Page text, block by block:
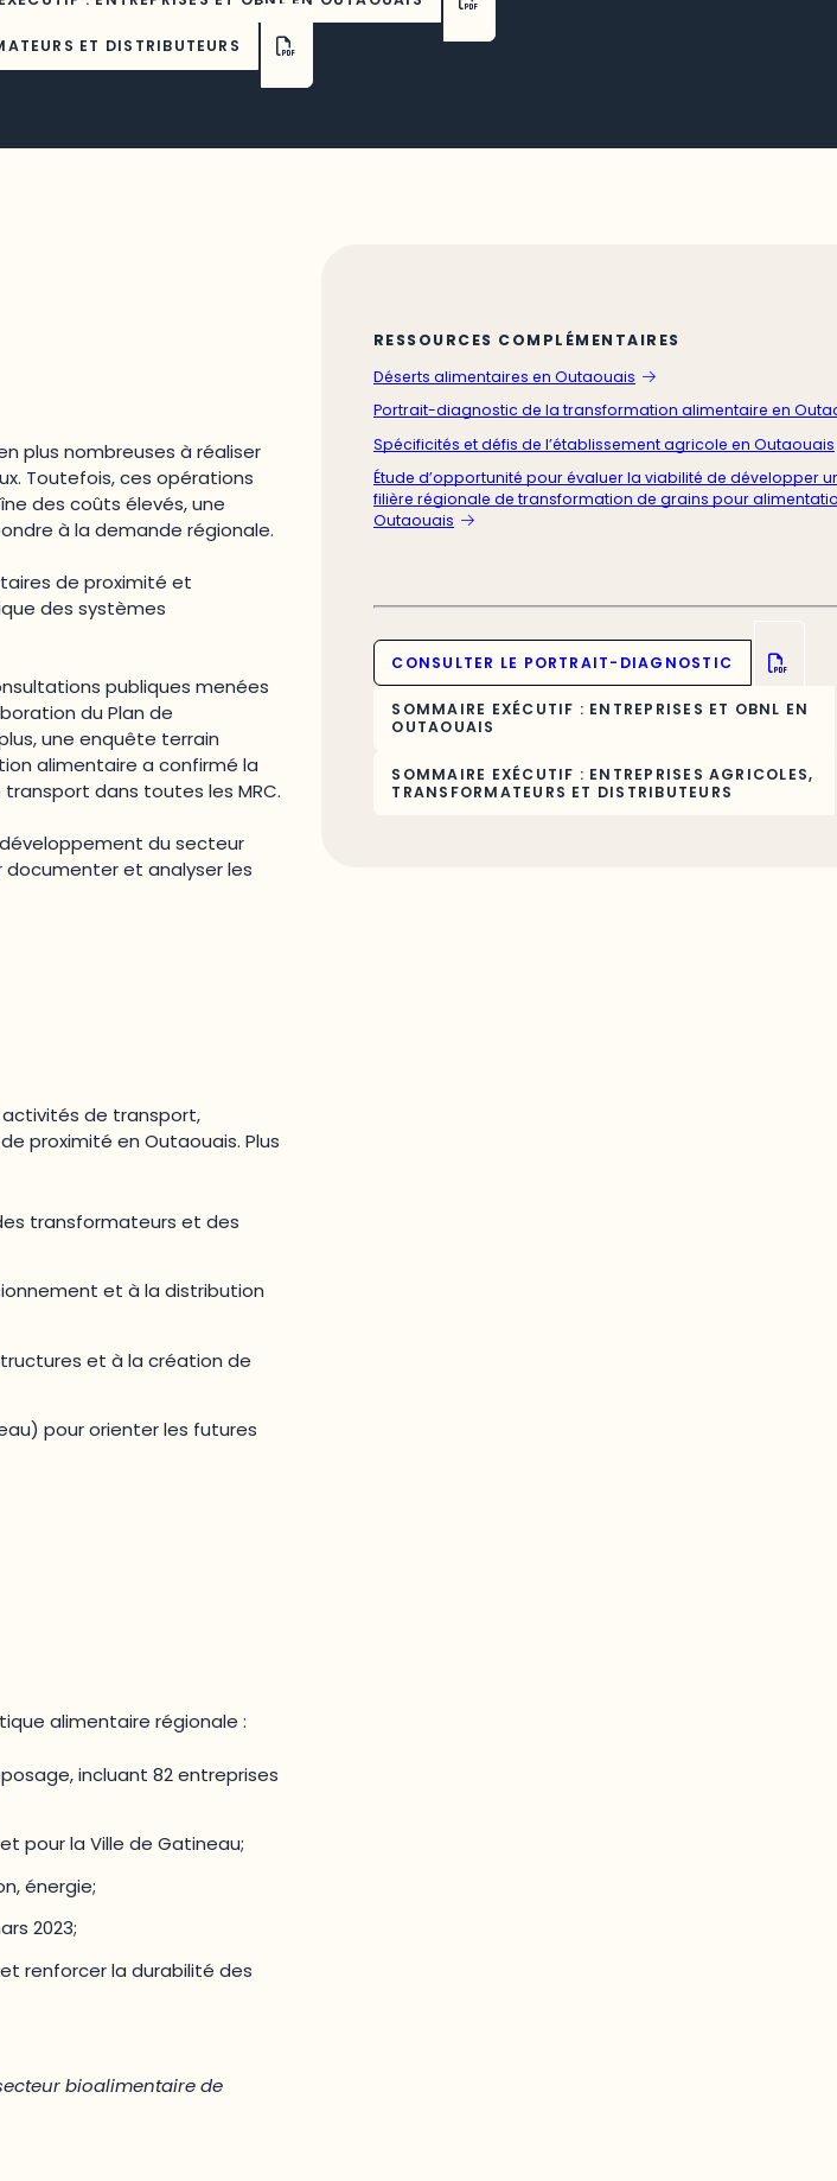
ET DISTRIBUTEURS
plus nombreuses à réaliser
Toutefois, ces opérations
des coûts élevés, une
à la demande régionale.
de proximité et
des systèmes
publiques menées
du Plan de
une enquête terrain
alimentaire a confirmé la
dans toutes les MRC.
du secteur
documenter et analyser les
de transport,
proximité en Outaouais. Plus
transformateurs et des
et à la distribution
et à la création de
pour orienter les futures
alimentaire régionale :
incluant 82 entreprises
pour la Ville de Gatineau;
énergie;
2023;
renforcer la durabilité des
bioalimentaire de
RESSOURCES COMPLÉMENTAIRES
Déserts alimentaires en Outaouais
Portrait-diagnostic de la transformation alimentaire en
Spécificités et défis de l’établissement agricole en Outaouais
Étude d’opportunité pour évaluer la viabilité de développer
filière régionale de transformation de grains pour
Outaouais
CONSULTER LE PORTRAIT-DIAGNOSTIC
SOMMAIRE EXÉCUTIF : ENTREPRISES ET OBNL EN
OUTAOUAIS
SOMMAIRE EXÉCUTIF : ENTREPRISES AGRICOLES,
TRANSFORMATEURS ET DISTRIBUTEURS